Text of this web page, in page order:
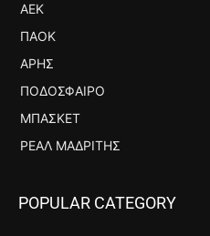
ΑΕΚ
ΠΑΟΚ
ΆΡΗΣ
ΠΟΔΌΣΦΑΙΡΟ
ΜΠΆΣΚΕΤ
ΡΕΆΛ ΜΑΔΡΊΤΗΣ
POPULAR CATEGORY